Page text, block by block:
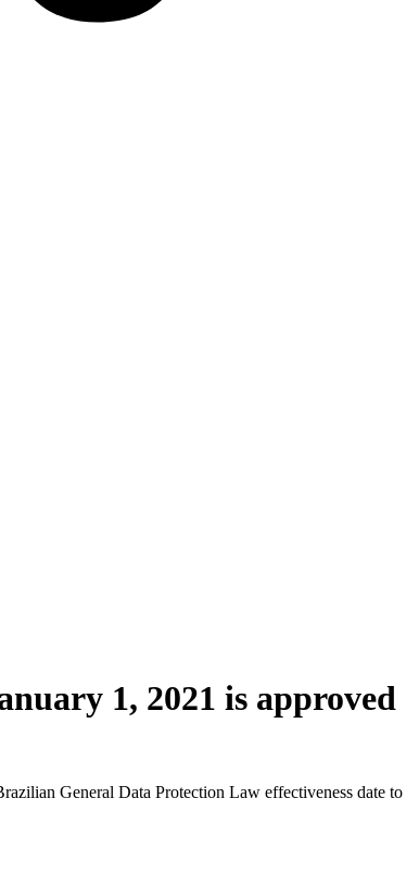
1, 2021 is approved
General Data Protection Law effectiveness date to